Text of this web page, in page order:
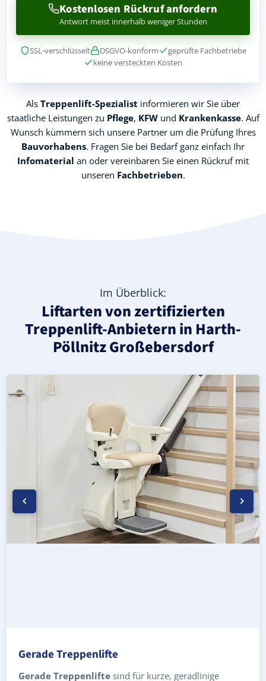
Kostenlosen Rückruf anfordern
Antwort meist innerhalb weniger Stunden
SSL-verschlüsselt DSGVO-konform
geprüfte Fachbetriebe
keine versteckten Kosten
Als Treppenlift-Spezialist informieren wir Sie über
staatliche Leistungen zu Pflege, KFWund Krankenkasse. Auf
Wunsch kümmern sich unsere Partner um die Prüfung Ihres
Bauvorhabens. Fragen Sie bei Bedarf ganz einfach Ihr
Infomaterial an oder vereinbaren Sie einen Rückruf mit
unseren Fachbetrieben.
Im Überblick:
Liftarten von zertifizierten
Treppenlift-Anbietern in Harth-
Pöllnitz Großebersdorf
Moderner gerader Treppenlift in Harth-Pöllnitz
Geprüfter, gebrauchter Treppenlift für gerade
Neuer Treppenlift für gerade Treppen in Harth-
Gerade Treppenlifte
Gerade Treppenlifte sind für kurze, geradlinige